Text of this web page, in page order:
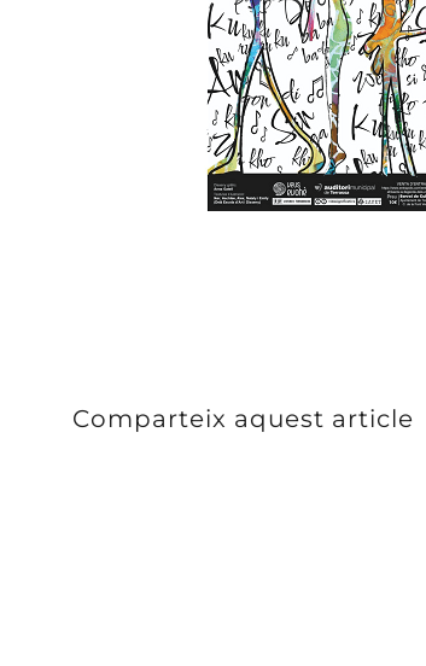
Comparteix aquest article